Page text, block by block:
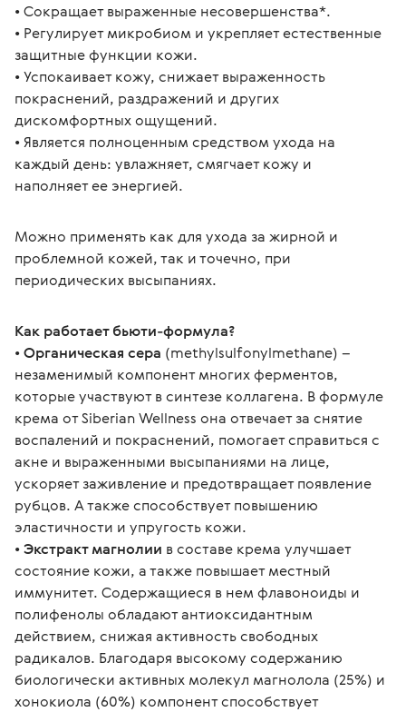
• Сокращает выраженные несовершенства*.
• Регулирует микробиом и укрепляет естественные
защитные функции кожи.
• Успокаивает кожу, снижает выраженность
покраснений, раздражений и других
дискомфортных ощущений.
• Является полноценным средством ухода на
каждый день: увлажняет, смягчает кожу и
наполняет ее энергией.
Можно применять как для ухода за жирной и
проблемной кожей, так и точечно, при
периодических высыпаниях.
Как работает бьюти-формула?
• Органическая сера (methylsulfonylmethane) –
незаменимый компонент многих ферментов,
которые участвуют в синтезе коллагена. В формуле
крема от Siberian Wellness она отвечает за снятие
воспалений и покраснений, помогает справиться с
акне и выраженными высыпаниями на лице,
ускоряет заживление и предотвращает появление
рубцов. А также способствует повышению
эластичности и упругость кожи.
• Экстракт магнолии в составе крема улучшает
состояние кожи, а также повышает местный
иммунитет. Содержащиеся в нем флавоноиды и
полифенолы обладают антиоксидантным
действием, снижая активность свободных
радикалов. Благодаря высокому содержанию
биологически активных молекул магнолола (25%) и
хонокиола (60%) компонент способствует